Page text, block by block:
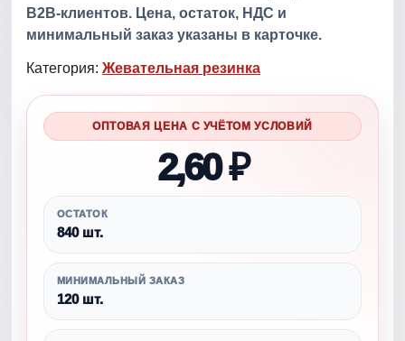
B2B-клиентов. Цена, остаток, НДС и
минимальный заказ указаны в карточке.
Категория: Жевательная резинка
ОПТОВАЯ ЦЕНА С УЧЁТОМ УСЛОВИЙ
2,60 ₽
ОСТАТОК
840 шт.
МИНИМАЛЬНЫЙ ЗАКАЗ
120 шт.